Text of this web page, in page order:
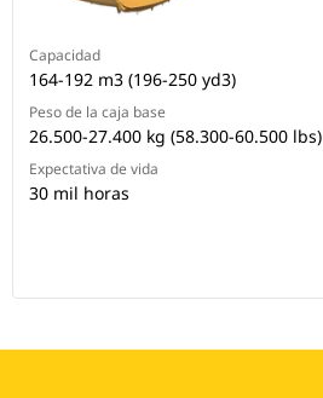
Capacidad
164-192 m3 (196-250 yd3)
Peso de la caja base
26.500-27.400 kg (58.300-60.500 lbs)
Expectativa de vida
30 mil horas